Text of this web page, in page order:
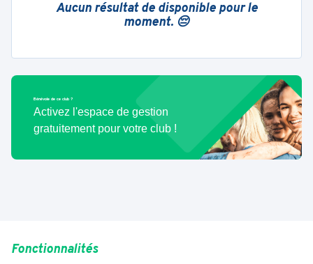
Aucun résultat de disponible pour le
moment. 😔
Bénévole de ce club ?
Activez l'espace de gestion
gratuitement pour votre club !
Fonctionnalités